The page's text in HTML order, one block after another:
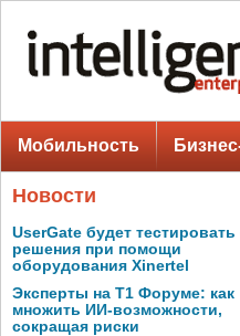
Мобильность
Новости
UserGate будет тестировать
решения при помощи
оборудования Xinertel
Эксперты на Т1 Форуме: как
множить ИИ-возможности,
сокращая риски